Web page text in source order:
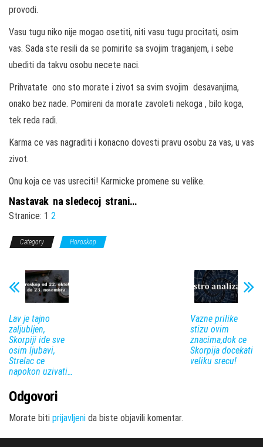
provodi.
Vasu tugu niko nije mogao osetiti, niti vasu tugu procitati, osim
vas. Sada ste resili da se pomirite sa svojim traganjem, i sebe
ubediti da takvu osobu necete naci.
Prihvatate ono sto morate i zivot sa svim svojim desavanjima,
onako bez nade. Pomireni da morate zavoleti nekoga , bilo koga,
tek reda radi.
Karma ce vas nagraditi i konacno dovesti pravu osobu za vas, u vas
zivot.
Onu koja ce vas usreciti! Karmicke promene su velike.
Nastavak na sledecoj strani…
Stranice: 1 2
Category Horoskop
Lav je tajno
zaljubljen,
Skorpiji ide sve
osim ljubavi,
Strelac ce
napokon uzivati…
Vazne prilike
stizu ovim
znacima,dok ce
Skorpija docekati
veliku srecu!
Odgovori
Morate biti prijavljeni da biste objavili komentar.